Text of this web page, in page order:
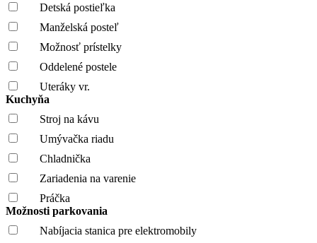
Detská postieľka
Manželská posteľ
Možnosť prístelky
Oddelené postele
Uteráky vr.
Kuchyňa
Stroj na kávu
Umývačka riadu
Chladnička
Zariadenia na varenie
Práčka
Možnosti parkovania
Nabíjacia stanica pre elektromobily